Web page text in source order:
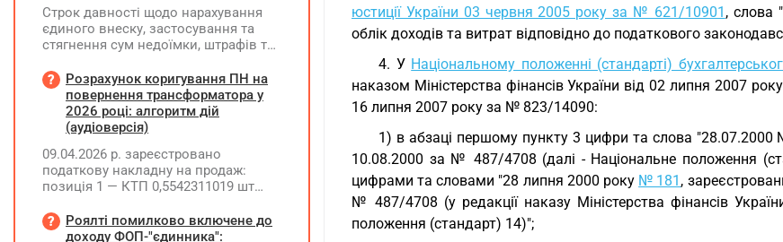
юстиції України 03 червня 2005 року за № 621/10901 , слова
облік доходів та витрат відповідно до податкового
4. У Національному положенні (стандарті)
наказом Міністерства фінансів України від 02 липня 2007
16 липня 2007 року за № 823/14090:
1) в абзаці першому пункту 3 цифри та слова "28.07.2000
10.08.2000 за № 487/4708 (далі - Національне положення
цифрами та словами "28 липня 2000 року № 181 ,
№ 487/4708 (у редакції наказу Міністерства фінансів
положення (стандарт) 14)";
Строк давності щодо нарахування
єдиного внеску, застосування та
стягнення сум недоїмки, штрафів та
тому страхувальник має право
виправити помилки у раніше
поданій звітності за періоди, за
якими минув строк позовної
Розрахунок коригування ПН на
повернення трансформатора у
2026 році: алгоритм дій
(аудіоверсія)
09.04.2026 р. зареєстровано
податкову накладну на продаж:
позиція 1 — КТП 0,5542311019 шт
41443,83); позиція 2 —
трансформатор 1 шт (ціна 201130,20,
Роялті помилково включене до
доходу ФОП-"єдинника":